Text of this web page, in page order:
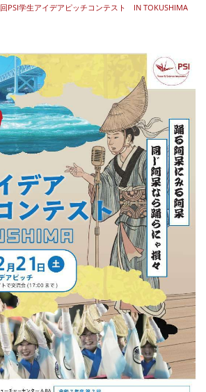
PSI学生アイデアピッチコンテスト IN TOKUSHIMA